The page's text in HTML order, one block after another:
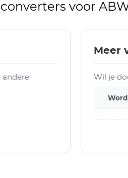
voor
andere
Meer
Wil je
Word